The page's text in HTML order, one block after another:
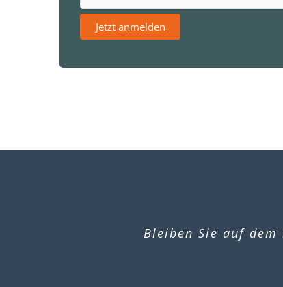
Jetzt anmelden
Bleiben Sie auf